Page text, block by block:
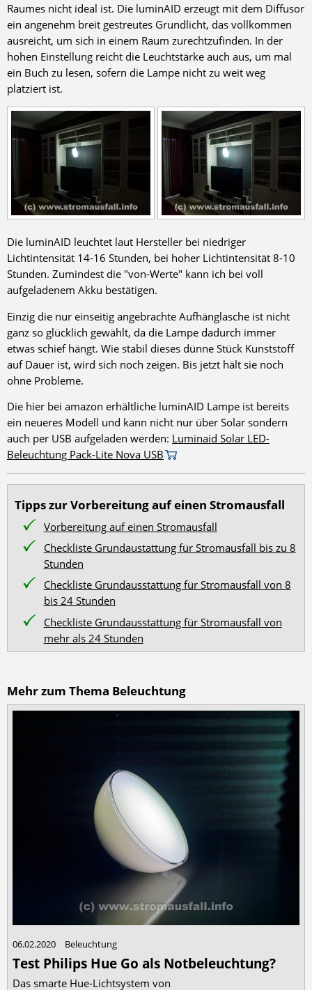
Raumes nicht ideal ist. Die luminAID erzeugt mit dem Diffusor
ein angenehm breit gestreutes Grundlicht, das vollkommen
ausreicht, um sich in einem Raum zurechtzufinden. In der
hohen Einstellung reicht die Leuchtstärke auch aus, um mal
ein Buch zu lesen, sofern die Lampe nicht zu weit weg
platziert ist.
Die luminAID leuchtet laut Hersteller bei niedriger
Lichtintensität 14-16 Stunden, bei hoher Lichtintensität 8-10
Stunden. Zumindest die "von-Werte" kann ich bei voll
aufgeladenem Akku bestätigen.
Einzig die nur einseitig angebrachte Aufhänglasche ist nicht
ganz so glücklich gewählt, da die Lampe dadurch immer
etwas schief hängt. Wie stabil dieses dünne Stück Kunststoff
auf Dauer ist, wird sich noch zeigen. Bis jetzt hält sie noch
ohne Probleme.
Die hier bei amazon erhältliche luminAID Lampe ist bereits
ein neueres Modell und kann nicht nur über Solar sondern
auch per USB aufgeladen werden: Luminaid Solar LED-
Beleuchtung Pack-Lite Nova USB
Tipps zur Vorbereitung auf einen Stromausfall
Vorbereitung auf einen Stromausfall
Checkliste Grundaustattung für Stromausfall bis zu 8
Stunden
Checkliste Grundausstattung für Stromausfall von 8
bis 24 Stunden
Checkliste Grundausstattung für Stromausfall von
mehr als 24 Stunden
Mehr zum Thema Beleuchtung
06.02.2020 Beleuchtung
Test Philips Hue Go als Notbeleuchtung?
Das smarte Hue-Lichtsystem von